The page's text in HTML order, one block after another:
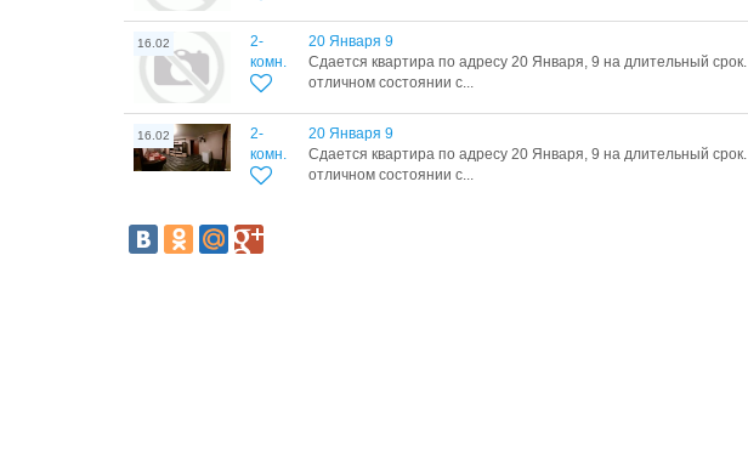
16.02
2-
комн.
20 Января 9
Сдается квартира по адресу 20 Января, 9 на длительный
отличном состоянии с...
16.02
2-
комн.
20 Января 9
Сдается квартира по адресу 20 Января, 9 на длительный
отличном состоянии с...